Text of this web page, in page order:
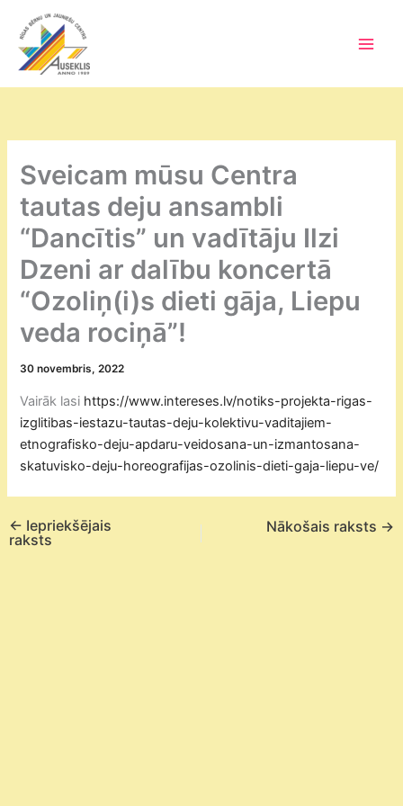
content
Sveicam mūsu Centra
tautas deju ansambli
“Dancītis” un vadītāju Ilzi
Dzeni ar dalību koncertā
“Ozoliņ(i)s dieti gāja, Liepu
veda rociņā”!
30 novembris, 2022
Vairāk lasi https://www.intereses.lv/notiks-projekta-rigas-
izglitibas-iestazu-tautas-deju-kolektivu-vaditajiem-
etnografisko-deju-apdaru-veidosana-un-izmantosana-
skatuvisko-deju-horeografijas-ozolinis-dieti-gaja-liepu-ve/
← Iepriekšējais
raksts
Nākošais raksts →